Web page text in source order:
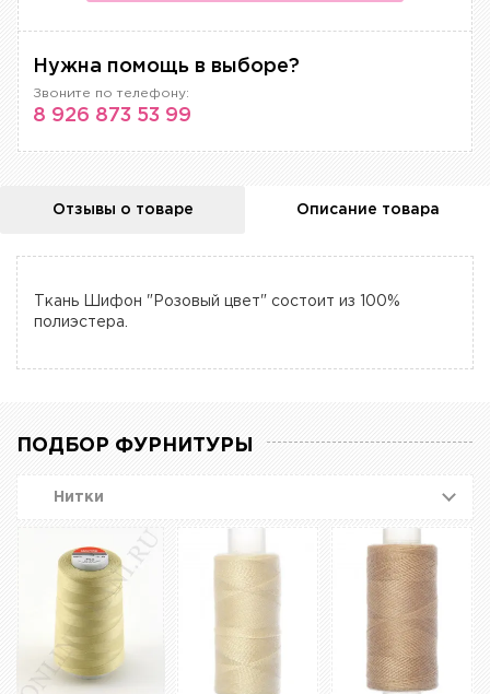
Нужна помощь в выборе?
Звоните по телефону:
8 926 873 53 99
Отзывы о товаре Описание товара
Ткань Шифон "Розовый цвет" состоит из 100%
полиэстера.
ПОДБОР ФУРНИТУРЫ
Нитки